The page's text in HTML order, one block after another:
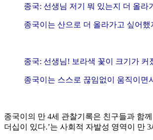
종국: 선생님 저기 뭐 있는지 더 올라
종국이는 산으로 더 올라가고 싶어
종국: 선생님! 보라색 꽃이 크기가 커
종국이는 스스로 끊임없이 움직이면
종국이의 만 4세 관찰기록은 친구들과 함
더십이 있다.’는 사회적 자발성 영역이 만